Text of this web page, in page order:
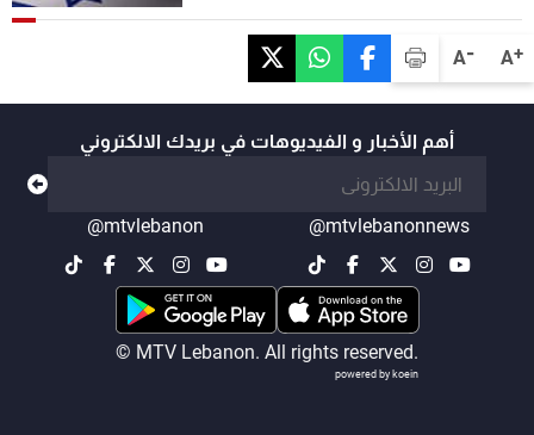
A+
A-
أهم الأخبار و الفيديوهات في بريدك الالكتروني
@mtvlebanonnews
@mtvlebanon
© MTV Lebanon. All rights reserved.
powered by koein